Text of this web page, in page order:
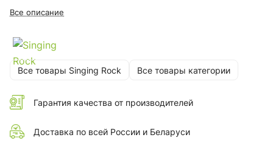
Все описание
Все товары Singing Rock Все товары категории
Гарантия качества от производителей
Доставка по всей России и Беларуси